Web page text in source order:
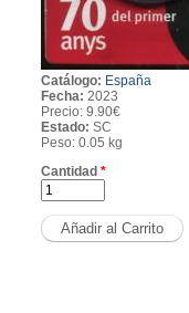
Catálogo: España
Fecha: 2023
Precio: 9.90€
Estado: SC
Peso: 0.05 kg
Cantidad *